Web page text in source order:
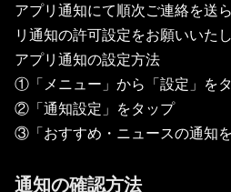
アプリ通知にて順次ご連絡を送
リ通知の許可設定をお願いいたし
アプリ通知の設定方法
①「メニュー」から「設定」を
②「通知設定」をタップ
③「おすすめ・ニュースの通知
通知の確認方法